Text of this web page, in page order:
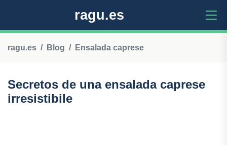
ragu.es
ragu.es Blog Ensalada caprese
Secretos de una ensalada caprese
irresistibile